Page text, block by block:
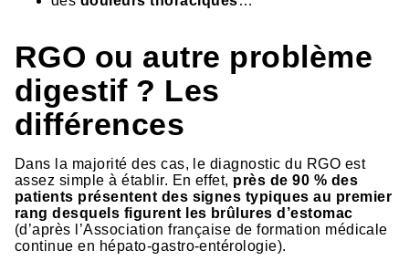
RGO ou autre problème
digestif ? Les
différences
Dans la majorité des cas, le diagnostic du RGO est
assez simple à établir. En effet, près de 90 % des
patients présentent des signes typiques au premier
rang desquels figurent les brûlures d’estomac
(d’après l’Association française de formation médicale
continue en hépato-gastro-entérologie).